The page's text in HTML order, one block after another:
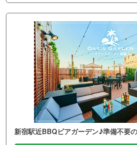
新宿駅近BBQビアガーデン♪準備不要